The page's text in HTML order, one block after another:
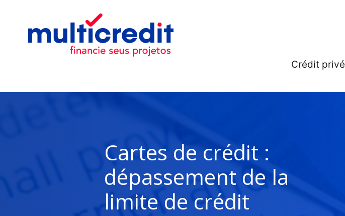
Crédit privé
Cartes de crédit :
dépassement de la
limite de crédit